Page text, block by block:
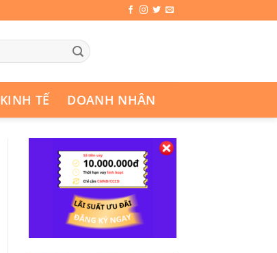
KINH TẾ DOANH NHÂN